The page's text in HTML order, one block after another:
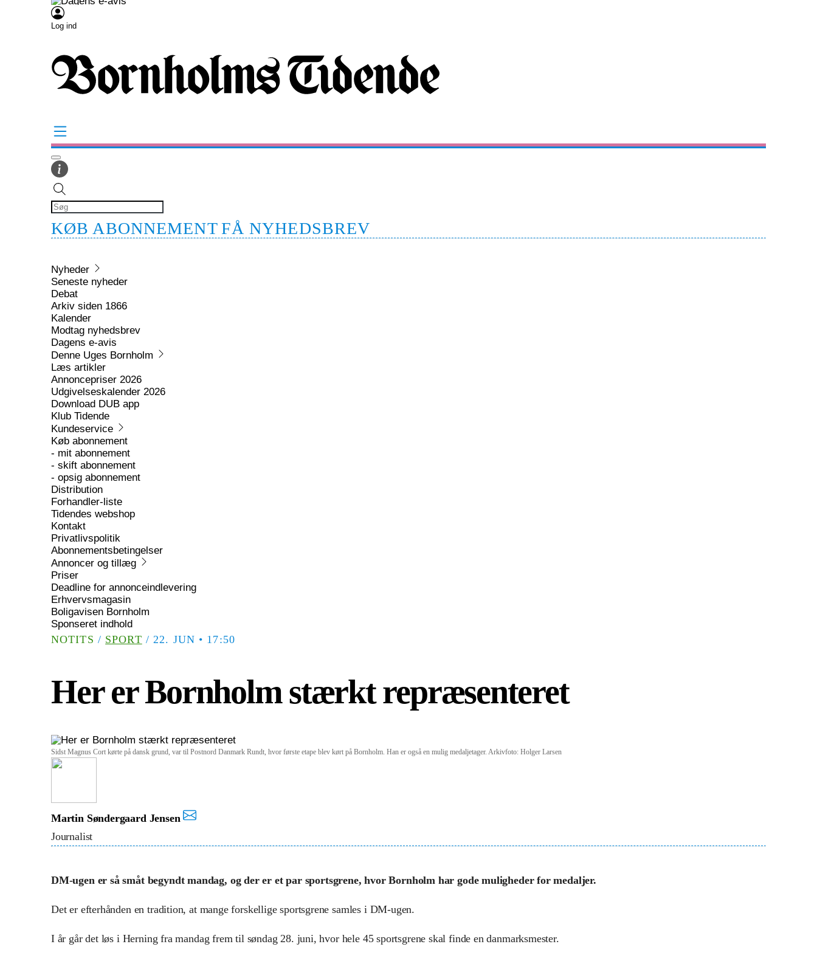
Log ind
KØB ABONNEMENTFÅ NYHEDSBREV
Nyheder
Seneste nyheder
Debat
Arkiv siden 1866
Kalender
Modtag nyhedsbrev
Dagens e-avis
Denne Uges Bornholm
Læs artikler
Annoncepriser 2026
Udgivelseskalender 2026
Download DUB app
Klub Tidende
Kundeservice
Køb abonnement
- mit abonnement
- skift abonnement
- opsig abonnement
Distribution
Forhandler-liste
Tidendes webshop
Kontakt
Privatlivspolitik
Abonnementsbetingelser
Annoncer og tillæg
Priser
Deadline for annonceindlevering
Erhvervsmagasin
Boligavisen Bornholm
Sponseret indhold
NOTITS / SPORT /22. JUN • 17:50
Her er Bornholm stærkt repræsenteret
Sidst Magnus Cort kørte på dansk grund, var til Postnord Danmark Rundt, hvor første etape blev kørt på Bornholm. Han er også en mulig medaljetager. Arkivfoto: Holger Larsen
Martin Søndergaard Jensen
Journalist
DM-ugen er så småt begyndt mandag, og der er et par sportsgrene, hvor Bornholm har gode muligheder for medaljer.
Det er efterhånden en tradition, at mange forskellige sportsgrene samles i DM-ugen.
I år går det løs i Herning fra mandag frem til søndag 28. juni, hvor hele 45 sportsgrene skal finde en danmarksmester.